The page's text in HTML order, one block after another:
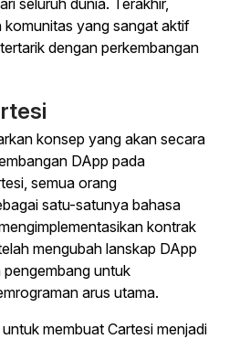
seluruh dunia. Terakhir,
yang sangat aktif
dengan perkembangan
konsep yang akan secara
DApp pada
semua orang
satu-satunya bahasa
kontrak
mengubah lanskap DApp
untuk
arus utama.
membuat Cartesi menjadi